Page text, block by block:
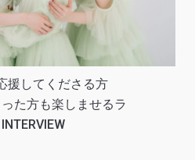
援してくださる方
た方も楽しませるラ